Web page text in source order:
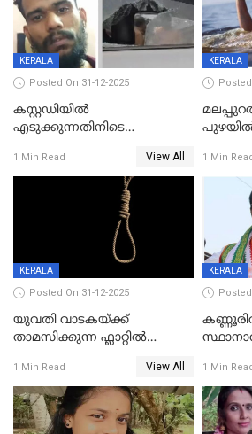
KERALA
Posted On 31-12-2025
കസ്റ്റഡിയിൽ
എടുക്കുന്നതിനിടെ
വധശ്രമക്കേസ് പ്രതി പിടിയിൽ
1 Min Read View All
KERALA
പുഴയിൽ
1 Min
KERALA
Posted On 31-12-2025
യുവതി വാടകയ്ക്ക്
താമസിക്കുന്ന ഫ്ലാറ്റില്‍
സംഭവം കൈതപ്പൊയിലില്‍
1 Min Read View All
KERALA
കണ്ണൂരിൽ കെ
1 Min